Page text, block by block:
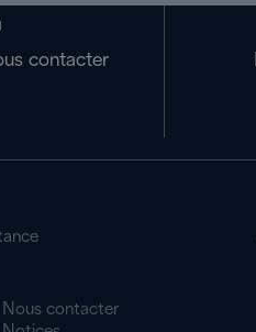
contacter
Nous contacter